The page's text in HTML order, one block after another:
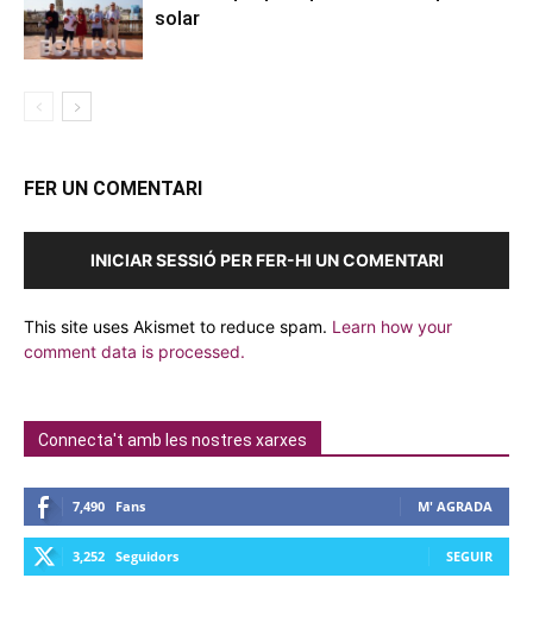
solar
FER UN COMENTARI
INICIAR SESSIÓ PER FER-HI UN COMENTARI
This site uses Akismet to reduce spam. Learn how your
comment data is processed.
Connecta't amb les nostres xarxes
7,490 Fans M' AGRADA
3,252 Seguidors SEGUIR